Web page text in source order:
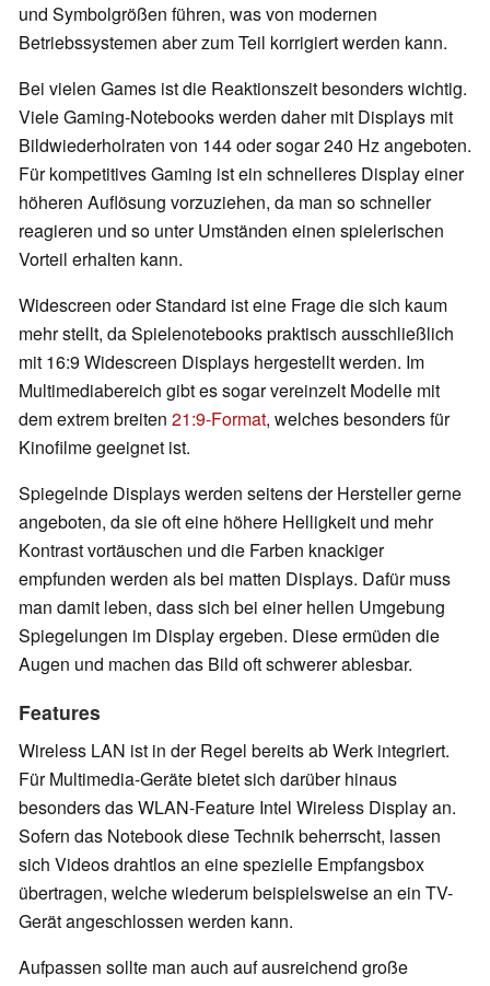
und Symbolgrößen führen, was von modernen
Betriebssystemen aber zum Teil korrigiert werden kann.
Bei vielen Games ist die Reaktionszeit besonders wichtig.
Viele Gaming-Notebooks werden daher mit Displays mit
Bildwiederholraten von 144 oder sogar 240 Hz angeboten.
Für kompetitives Gaming ist ein schnelleres Display einer
höheren Auflösung vorzuziehen, da man so schneller
reagieren und so unter Umständen einen spielerischen
Vorteil erhalten kann.
Widescreen oder Standard ist eine Frage die sich kaum
mehr stellt, da Spielenotebooks praktisch ausschließlich
mit 16:9 Widescreen Displays hergestellt werden. Im
Multimediabereich gibt es sogar vereinzelt Modelle mit
dem extrem breiten 21:9-Format, welches besonders für
Kinofilme geeignet ist.
Spiegelnde Displays werden seitens der Hersteller gerne
angeboten, da sie oft eine höhere Helligkeit und mehr
Kontrast vortäuschen und die Farben knackiger
empfunden werden als bei matten Displays. Dafür muss
man damit leben, dass sich bei einer hellen Umgebung
Spiegelungen im Display ergeben. Diese ermüden die
Augen und machen das Bild oft schwerer ablesbar.
Features
Wireless LAN ist in der Regel bereits ab Werk integriert.
Für Multimedia-Geräte bietet sich darüber hinaus
besonders das WLAN-Feature Intel Wireless Display an.
Sofern das Notebook diese Technik beherrscht, lassen
sich Videos drahtlos an eine spezielle Empfangsbox
übertragen, welche wiederum beispielsweise an ein TV-
Gerät angeschlossen werden kann.
Aufpassen sollte man auch auf ausreichend große